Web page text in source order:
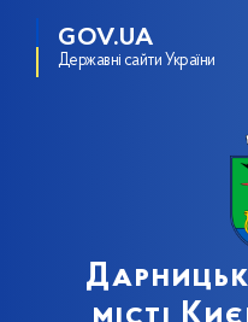
GOV.UA
Державні сайти України